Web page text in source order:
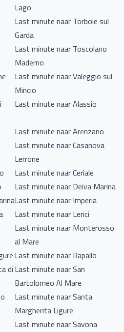
Lago
Last minute naar Torbole sul
Garda
Last minute naar Toscolano
Maderno
Last minute naar Valeggio sul
Mincio
Last minute naar Alassio
Last minute naar Arenzano
Last minute naar Casanova
Lerrone
Last minute naar Ceriale
Last minute naar Deiva Marina
Last minute naar Imperia
Last minute naar Lerici
Last minute naar Monterosso
al Mare
Last minute naar Rapallo
diLast minute naar San
Bartolomeo Al Mare
Last minute naar Santa
Margherita Ligure
Last minute naar Savona